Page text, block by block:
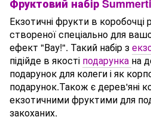
Фруктовий набір
Екзотичні фрукти в коробочці
створеної спеціально для
ефект "Вау!". Такий набір з
підійде в якості подарунка на
подарунок для колеги і як
подарунок.Також є дерев'яні
екзотичними фруктими для
закоханих.